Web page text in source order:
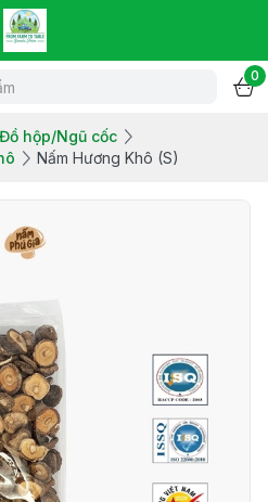
0
hộp/Ngũ cốc
Nấm Hương Khô (S)